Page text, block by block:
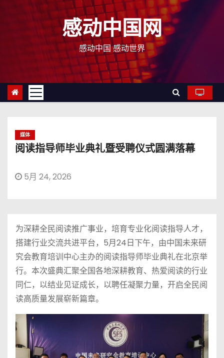
感动中国网
感动中国 感动世界
媒体
阅读指导师毕业典礼暨受聘仪式圆满落幕
5月 24, 2026
为深耕全民阅读推广事业，培育专业化阅读指导人才，
搭建行业交流共进平台，5月24日下午，由中国未来研
究会教育培训中心主办的阅读指导师毕业典礼在北京举
行。本次盛典汇聚全国各地深耕教育、热爱阅读的行业
同仁，以结业见证成长，以聘任凝聚力量，开启全民阅
读高质量发展崭新篇章。